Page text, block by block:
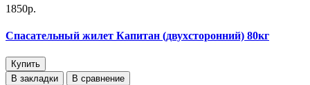
1850р.
Спасательный жилет Капитан (двухсторонний) 80кг
Купить
В закладки
В сравнение